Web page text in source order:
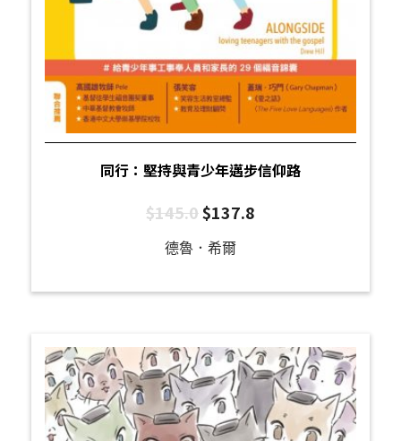
同行：堅持與青少年邁步信仰路
$145.0$137.8
德魯．希爾